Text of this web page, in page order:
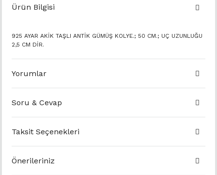
Ürün Bilgisi
925 AYAR AKİK TAŞLI ANTİK GÜMÜŞ KOLYE.; 50 CM.; UÇ UZUNLUĞU
2,5 CM DİR.
Yorumlar
Soru & Cevap
Taksit Seçenekleri
Önerileriniz